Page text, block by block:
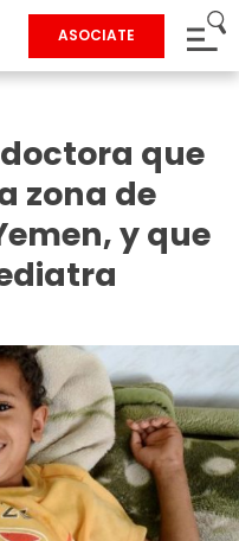
ASOCIATE
que
zona de
y que